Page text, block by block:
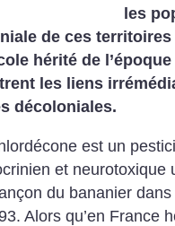
les
de ces territoires
hérité de
les liens
décoloniales.
est un
et neurotoxique
du bananier
Alors qu’en France